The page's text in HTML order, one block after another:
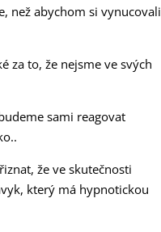
než abychom si vynucovali
za to, že nejsme ve svých
sami reagovat
že ve skutečnosti
který má hypnotickou